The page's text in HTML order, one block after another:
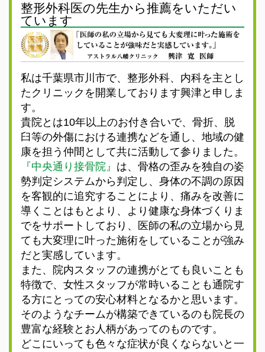
整形外科医の先生から推薦をいただい
ています
私は千葉県市川市で、整形外科、内科を主とし
たクリニックを開業しております興津と申しま
す。
貴院とは10年以上のお付き合いで、骨折、脱
臼等の外傷における連携などを通し、地域の健
康を担う仲間として共に活動して参りました。
『中央通り接骨院』 は、骨格の歪みを独自の姿
勢判定システムから判定し、身体の不調の原因
を客観的に追究することにより、痛みを改善に
導くことはもとより、より健康な身体づくりま
でをサポートしており、医師の私の立場から見
ても大変理に叶った施術をしていることが強み
だと実感しています。
また、院内スタッフの連携がとても良いことも
特徴で、女性スタッフが常時いることも通院す
る方にとっての安心材料となるかと思います。
そのようなチームが構築できているのも院長の
豊富な経験とお人柄があってのものです。
どこにいっても色々な症状が良くならないと一